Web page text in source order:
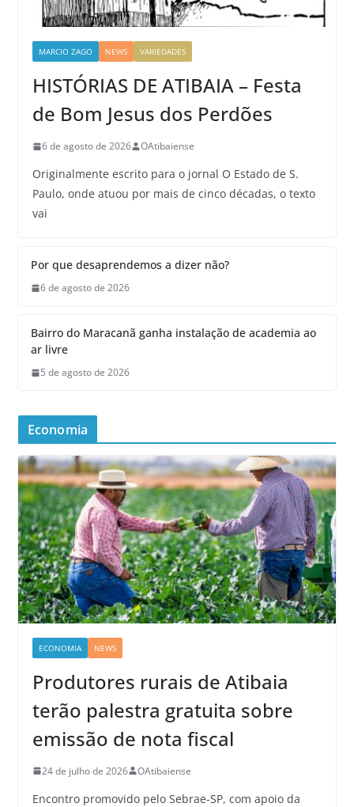
MARCIO ZAGO NEWS VARIEDADES
HISTÓRIAS DE ATIBAIA – Festa
de Bom Jesus dos Perdões
6 de agosto de 2026 OAtibaiense
Originalmente escrito para o jornal O Estado de S.
Paulo, onde atuou por mais de cinco décadas, o texto
vai
Por que desaprendemos a dizer não?
6 de agosto de 2026
Bairro do Maracanã ganha instalação de academia ao
ar livre
5 de agosto de 2026
Economia
ECONOMIA NEWS
Produtores rurais de Atibaia
terão palestra gratuita sobre
emissão de nota fiscal
24 de julho de 2026 OAtibaiense
Encontro promovido pelo Sebrae-SP, com apoio da